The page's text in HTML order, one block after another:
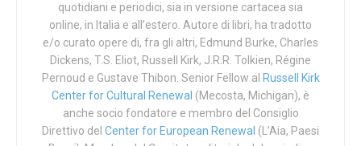
settimana.
È un passo avanti importante nel pieno
rispetto della 194 che è e resta una legge di
civiltà.pic.twitter.com/0OkNq8Vbnj
— Roberto Speranza (@robersperanza)
August 8, 2020
quotidiani e periodici, sia in versione cartacea sia
online, in Italia e all’estero. Autore di libri, ha tradotto
e/o curato opere di, fra gli altri, Edmund Burke, Charles
Dickens, T.S. Eliot, Russell Kirk, J.R.R. Tolkien, Régine
Pernoud e Gustave Thibon. Senior Fellow al Russell Kirk
Center for Cultural Renewal (Mecosta, Michigan), è
anche socio fondatore e membro del Consiglio
Direttivo del Center for European Renewal (L’Aia, Paesi